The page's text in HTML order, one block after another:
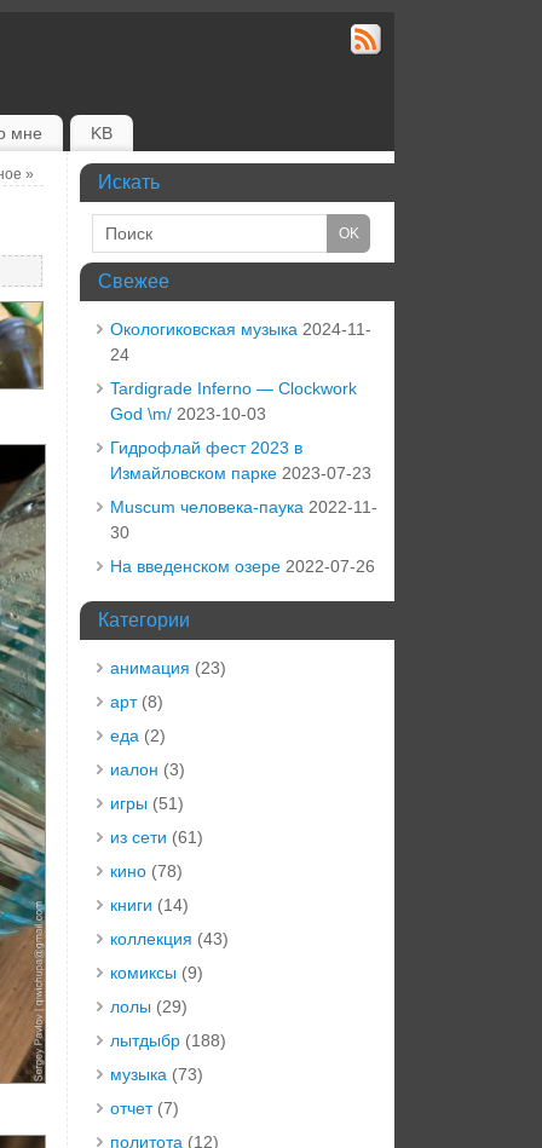
мне KB
» Искать
Свежее
Окологиковская музыка 2024-11-
24
Tardigrade Inferno — Clockwork
God \m/ 2023-10-03
Гидрофлай фест 2023 в
Измайловском парке 2023-07-23
Muscum человека-паука 2022-11-
30
На введенском озере 2022-07-26
Категории
анимация (23)
арт(8)
еда (2)
иалон (3)
игры (51)
из сети (61)
кино (78)
книги (14)
коллекция (43)
комиксы (9)
лолы (29)
лытдыбр (188)
музыка (73)
отчет(7)
политота (12)